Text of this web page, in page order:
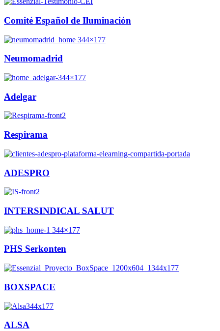
Comité Español de Iluminación
Neumomadrid
Adelgar
Respirama
ADESPRO
INTERSINDICAL SALUT
PHS Serkonten
BOXSPACE
ALSA